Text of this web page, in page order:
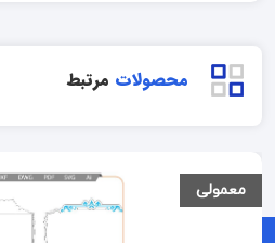
محصولات مرتبط
معمولی